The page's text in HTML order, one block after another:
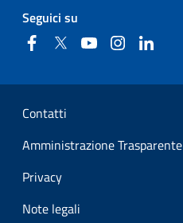
Seguici su
FacebookTwitter YouTubeInstagram
Sezione Link Utili
Contatti
Amministrazione Trasparente
Privacy
Note legali